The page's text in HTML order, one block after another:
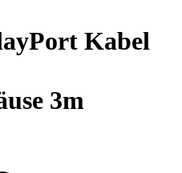
Kabel
3m